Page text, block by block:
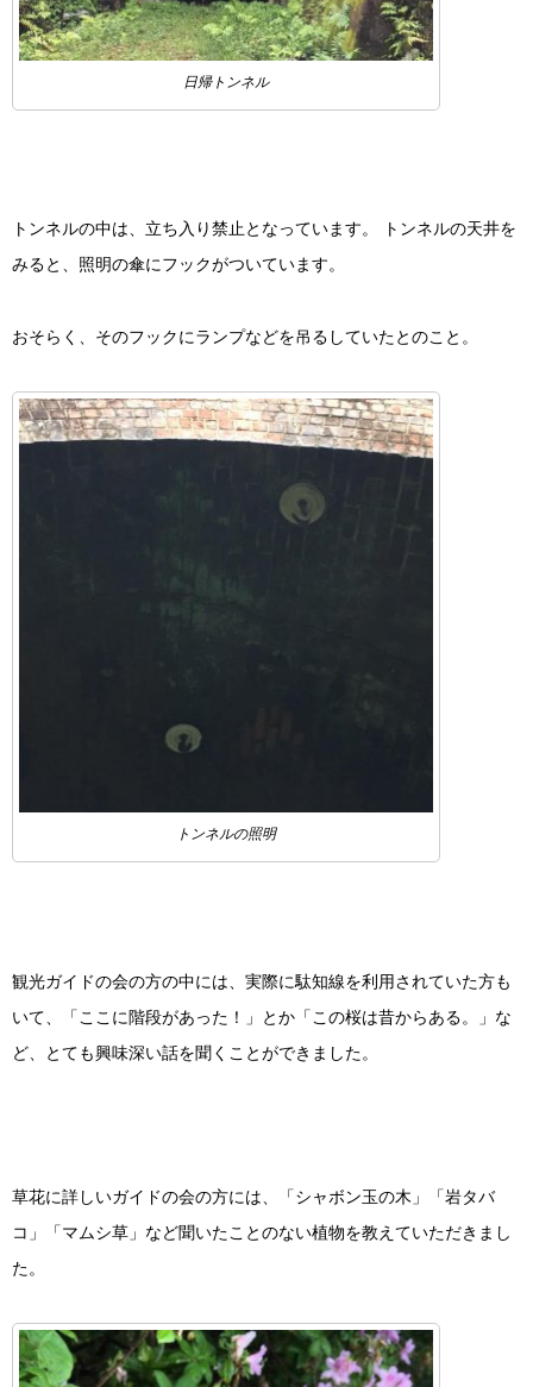
日帰トンネル
トンネルの中は、立ち入り禁止となっています。 トンネルの天井を
みると、照明の傘にフックがついています。
おそらく、そのフックにランプなどを吊るしていたとのこと。
トンネルの照明
観光ガイドの会の方の中には、実際に駄知線を利用されていた方も
いて、「ここに階段があった！」とか「この桜は昔からある。」な
ど、とても興味深い話を聞くことができました。
草花に詳しいガイドの会の方には、「シャボン玉の木」「岩タバ
コ」「マムシ草」など聞いたことのない植物を教えていただきまし
た。